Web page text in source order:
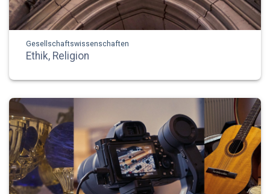
Gesellschaftswissenschaften
Ethik, Religion